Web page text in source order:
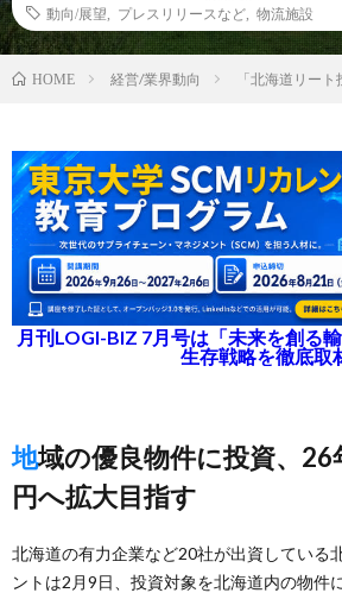
動向/展望
プレスリリースなど 物流施設
HOME 経営/業界動向 「北海道リー
月刊LOGI-BIZ 7月号は「未来を創る
生存戦略を徹底取
地域の優良物件に投資、26年までに250億
円へ拡大目指す
北海道の有力企業など20社が出資している
ントは2月9日、投資対象を北海道内の物件